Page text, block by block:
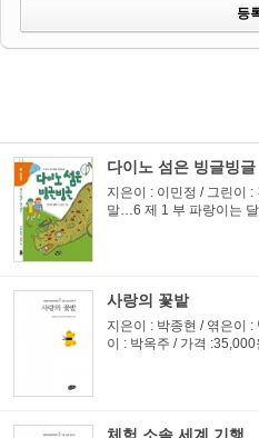
다이노 섬은 빙글빙글
지은이 : 이민정 / 그린이
말…6 제 1 부 파랑이는
사랑의 꽃밭
지은이 : 박종현 / 엮은이
이 : 박옥주 / 가격
체험 소솔 세계 기행